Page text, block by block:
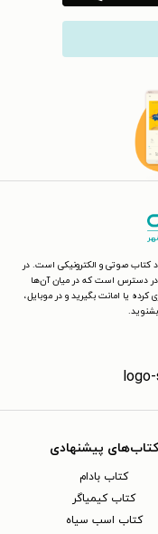
کتاب صوتی و الکترونیکی است. در
در دسترس است که در میان آن‌ها
یا امانت بگیرید و در موبایل،
کتاب‌های پیشنهادی
کتاب بادام
کتاب کیمیاگر
کتاب اسب سیاه